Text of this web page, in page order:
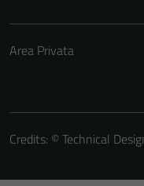
Area Privata
Credits: ©Technical